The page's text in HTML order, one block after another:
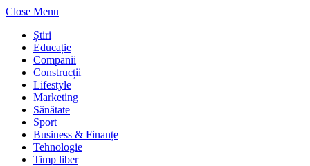
Close Menu
Știri
Educație
Companii
Construcții
Lifestyle
Marketing
Sănătate
Sport
Business & Finanțe
Tehnologie
Timp liber